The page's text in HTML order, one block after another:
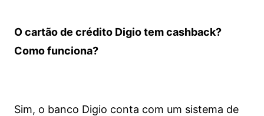
O cartão de crédito Digio tem cashback?
Como funciona?
Sim, o banco Digio conta com um sistema de